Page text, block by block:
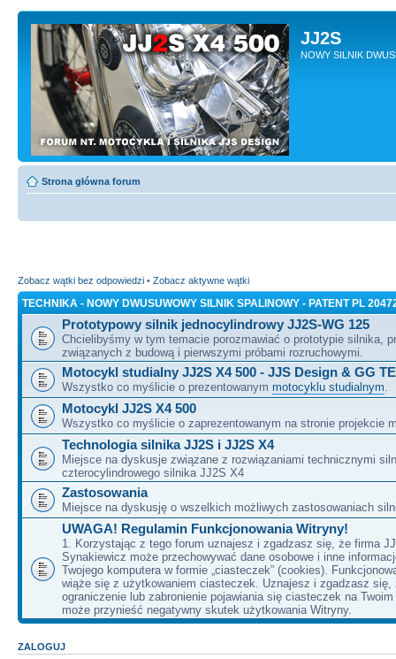
JJ2S
NOWY SILNIK
Strona główna forum
Zobacz wątki bez odpowiedzi • Zobacz aktywne wątki
TECHNIKA - NOWY DWUSUWOWY SILNIK SPALINOWY - PATENT PL
Prototypowy silnik jednocylindrowy JJ2S-WG 125
Chcielibyśmy w tym temacie porozmawiać o prototypie silnika,
związanych z budową i pierwszymi próbami rozruchowymi.
Motocykl studialny JJ2S X4 500 - JJS Design & GG
Wszystko co myślicie o prezentowanym motocyklu studialnym
Motocykl JJ2S X4 500
Wszystko co myślicie o zaprezentowanym na stronie projekcie
Technologia silnika JJ2S i JJ2S X4
Miejsce na dyskusje związane z rozwiązaniami technicznymi
czterocylindrowego silnika JJ2S X4
Zastosowania
Miejsce na dyskusję o wszelkich możliwych zastosowaniach
UWAGA! Regulamin Funkcjonowania Witryny!
1. Korzystając z tego forum uznajesz i zgadzasz się, że firma
Synakiewicz może przechowywać dane osobowe i inne
Twojego komputera w formie „ciasteczek” (cookies).
wiąże się z użytkowaniem ciasteczek. Uznajesz i zgadzasz się,
ograniczenie lub zabronienie pojawiania się ciasteczek na
może przynieść negatywny skutek użytkowania Witryny.
ZALOGUJ